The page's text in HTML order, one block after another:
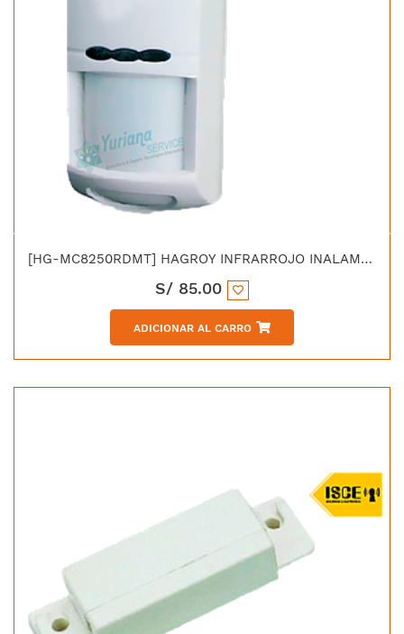
[HG-MC8250RDMT] HAGROY INFRARROJO INALAMBRICO DETEK PET 12M
S/ 85.00
ADICIONAR AL CARRO